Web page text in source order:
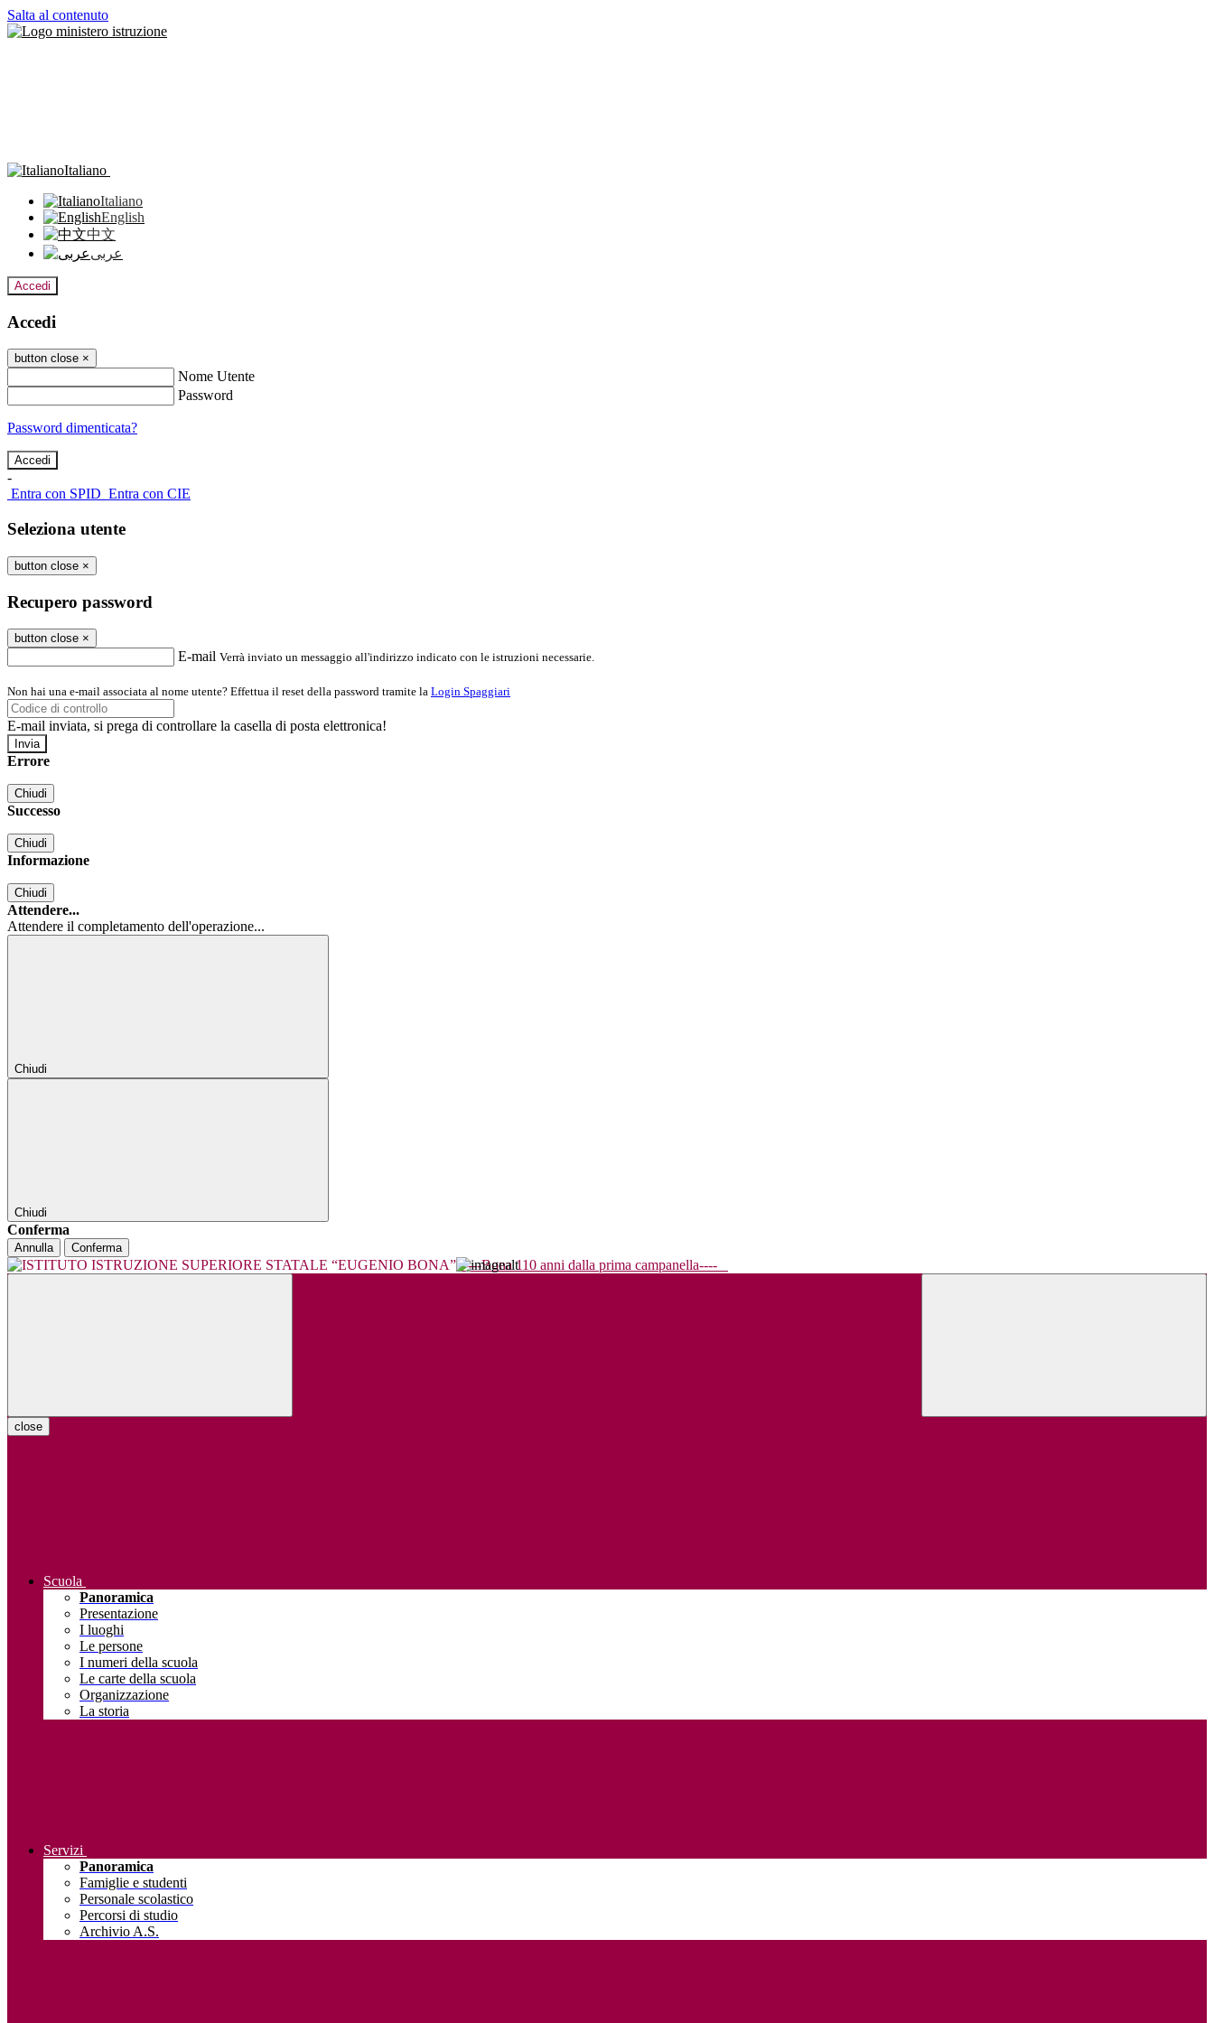
Salta al contenuto
Italiano
Italiano
English
中文
عربى
Accedi
Accedi
button close ×
Nome Utente
Password
Password dimenticata?
-
Entra con SPID Entra con CIE
Seleziona utente
button close ×
Recupero password
button close ×
E-mail Verrà inviato un messaggio all'indirizzo indicato con le istruzioni necessarie.
Non hai una e-mail associata al nome utente? Effettua il reset della password tramite la Login Spaggiari
E-mail inviata, si prega di controllare la casella di posta elettronica!
Errore
Chiudi
Successo
Chiudi
Informazione
Chiudi
Attendere...
Attendere il completamento dell'operazione...
Chiudi
Chiudi
Conferma
Annulla Conferma
----Bona 110 anni dalla prima campanella----
close
Scuola
Panoramica
Presentazione
I luoghi
Le persone
I numeri della scuola
Le carte della scuola
Organizzazione
La storia
Servizi
Panoramica
Famiglie e studenti
Personale scolastico
Percorsi di studio
Archivio A.S.